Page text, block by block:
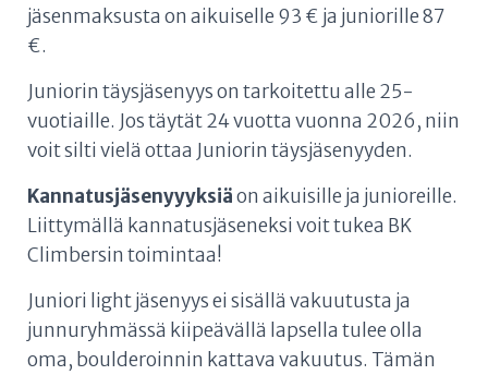
jäsenmaksusta on aikuiselle 93 € ja juniorille 87
€.
Juniorin täysjäsenyys on tarkoitettu alle 25-
vuotiaille. Jos täytät 24 vuotta vuonna 2026, niin
voit silti vielä ottaa Juniorin täysjäsenyyden.
Kannatusjäsenyyyksiäon aikuisille ja junioreille.
Liittymällä kannatusjäseneksi voit tukea BK
Climbersin toimintaa!
Juniori light jäsenyys ei sisällä vakuutusta ja
junnuryhmässä kiipeävällä lapsella tulee olla
oma, boulderoinnin kattava vakuutus. Tämän